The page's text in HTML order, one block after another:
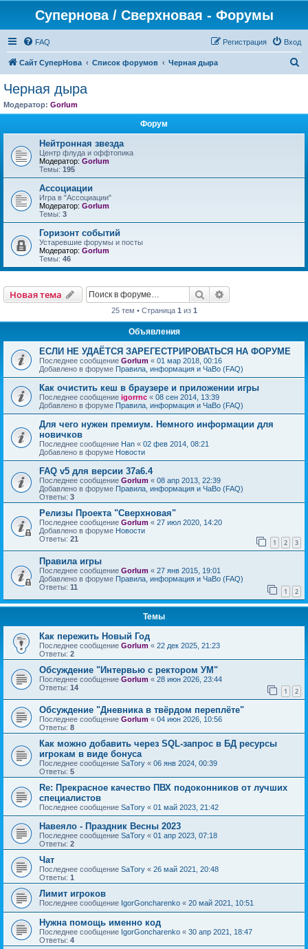
Супернова / Сверхновая - Форумы
FAQ Вход
Регистрация
Сайт СуперНова Список форумов Черная дыра
Черная дыра
Модератор: Gorlum
Форум
Нейтронная звезда
Центр флуда и оффтопика
Модератор: Gorlum
Темы: 195
Ассоциации
Игра в "Ассоциации"
Модератор: Gorlum
Темы: 3
Горизонт событий
Устаревшие форумы и посты
Модератор: Gorlum
Темы: 46
Новая тема Поиск
25 тем • Страница 1 из 1
Объявления
ЕСЛИ НЕ УДАЁТСЯ ЗАРЕГЕСТРИРОВАТЬСЯ НА ФОРУМЕ
Последнее сообщение Gorlum « 01 мар 2018, 00:16
Добавлено в форуме Правила, информация и ЧаВо (FAQ)
Как очистить кеш в браузере и приложении игры
Последнее сообщение igorrnc « 08 сен 2014, 13:39
Добавлено в форуме Правила, информация и ЧаВо (FAQ)
Для чего нужен премиум. Немного информации для
новичков
Последнее сообщение Han « 02 фев 2014, 08:21
Добавлено в форуме Новости
FAQ v5 для версии 37a6.4
Последнее сообщение Gorlum « 08 апр 2013, 22:39
Добавлено в форуме Правила, информация и ЧаВо (FAQ)
Ответы: 3
Релизы Проекта "Сверхновая"
Последнее сообщение Gorlum « 27 июл 2020, 14:20
Добавлено в форуме Новости
Ответы: 21 1 2 3
Правила игры
Последнее сообщение Gorlum « 27 янв 2015, 19:01
Добавлено в форуме Правила, информация и ЧаВо (FAQ)
Ответы: 11 1 2
Темы
Как пережить Новый Год
Последнее сообщение Gorlum « 22 дек 2025, 21:23
Ответы: 2
Обсуждение "Интервью с ректором УМ"
Последнее сообщение Gorlum « 28 июн 2026, 23:44
Ответы: 14 1 2
Обсуждение "Дневника в твёрдом переплёте"
Последнее сообщение Gorlum « 04 июн 2026, 10:56
Ответы: 8
Как можно добавить через SQL-запрос в БД ресурсы
игрокам в виде бонуса
Последнее сообщение SaTory « 06 янв 2024, 00:39
Ответы: 5
Re: Прекрасное качество ПВХ подоконников от лучших
специалистов
Последнее сообщение SaTory « 01 май 2023, 21:42
Навеяло - Праздник Весны 2023
Последнее сообщение SaTory « 01 апр 2023, 07:18
Ответы: 2
Чат
Последнее сообщение SaTory « 26 май 2021, 20:48
Ответы: 1
Лимит игроков
Последнее сообщение IgorGoncharenko « 20 май 2021, 10:51
Нужна помощь именно код
Последнее сообщение IgorGoncharenko « 30 апр 2021, 18:47
Ответы: 4